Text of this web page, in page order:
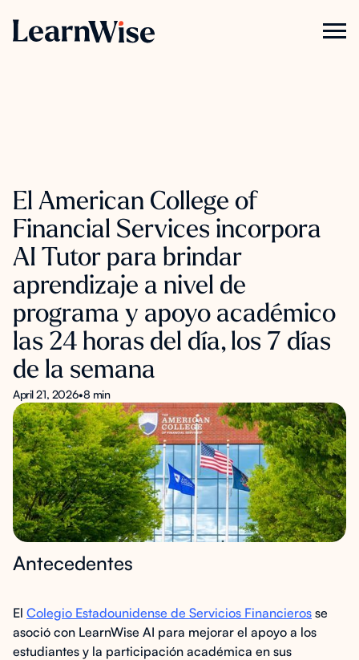
El American College of
Financial Services incorpora
AI Tutor para brindar
aprendizaje a nivel de
programa y apoyo académico
las 24 horas del día, los 7 días
de la semana
April 21, 2026•8 min
Antecedentes
El Colegio Estadounidense de Servicios Financieros se
asoció con LearnWise AI para mejorar el apoyo a los
estudiantes y la participación académica en sus